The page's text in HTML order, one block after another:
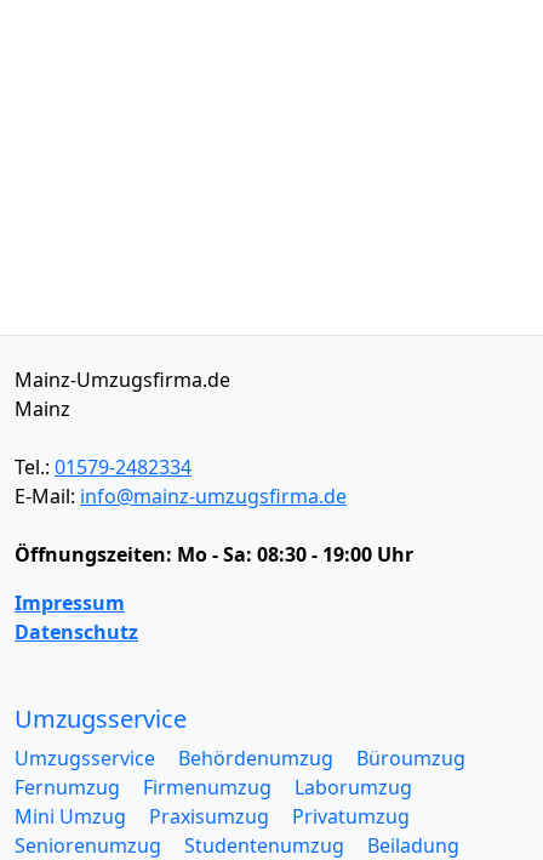
Mainz-Umzugsfirma.de
Mainz
Tel.: 01579-2482334
E-Mail: info@mainz-umzugsfirma.de
Öffnungszeiten: Mo - Sa: 08:30 - 19:00 Uhr
Impressum
Datenschutz
Umzugsservice
Umzugsservice Behördenumzug
Büroumzug
Fernumzug
Firmenumzug
Laborumzug
Mini Umzug
Praxisumzug
Privatumzug
Seniorenumzug
Studentenumzug
Beiladung